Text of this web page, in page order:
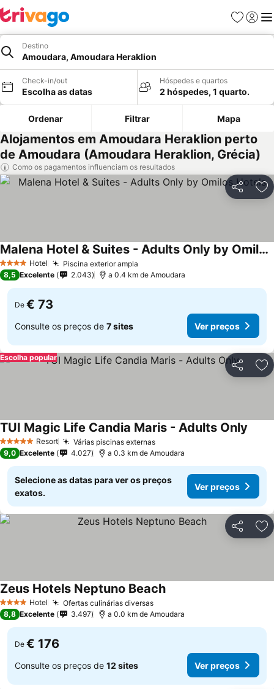
Favoritos
Iniciar
Destino
Amoudara, Amoudara Heraklion
Check-in/out
Escolha as datas
Hóspedes e quartos
2 hóspedes, 1 quarto.
Ordenar Filtrar Mapa
Alojamentos em Amoudara Heraklion perto
de Amoudara (Amoudara Heraklion, Grécia)
Como os pagamentos influenciam os resultados
Partilhar
4 EstrelasHotel Piscina exterior ampla
Malena Hotel & Suites - Adults Only by Omilos Hotels
8,5 Excelente 2.043 a 0.4 km de Amoudara
De € 73
Consulte os preços de 7 sites Ver preços
Partilhar
Escolha popular
5 Estrelas Resort Várias piscinas externas
TUI Magic Life Candia Maris - Adults Only
9,0 Excelente 4.027 a 0.3 km de Amoudara
Selecione as datas para ver os preços
exatos.
Ver preços
Partilhar
4 EstrelasHotel Ofertas culinárias diversas
Zeus Hotels Neptuno Beach
8,8 Excelente 3.497 a 0.0 km de Amoudara
De € 176
Consulte os preços de 12 sites Ver preços